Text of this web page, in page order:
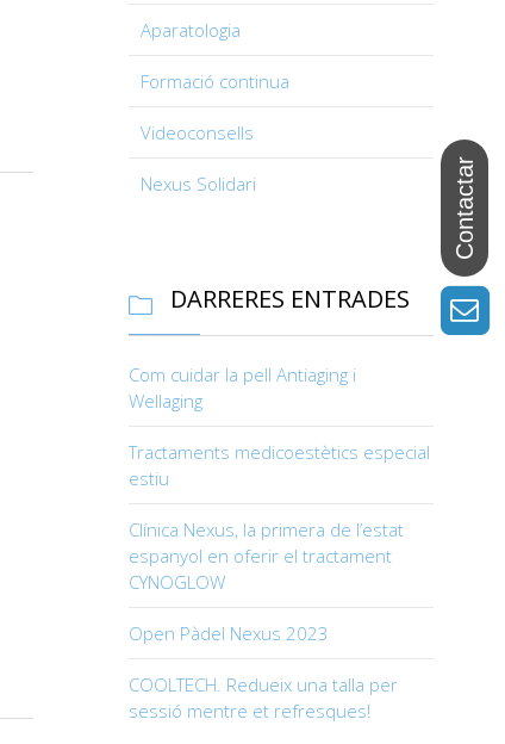
Aparatologia
Formació continua
Videoconsells
Nexus Solidari
 DARRERES ENTRADES
Com cuidar la pell Antiaging i
Wellaging
Tractaments medicoestètics especial
estiu
Clínica Nexus, la primera de l’estat
espanyol en oferir el tractament
CYNOGLOW
Open Pàdel Nexus 2023
COOLTECH. Redueix una talla per
sessió mentre et refresques!